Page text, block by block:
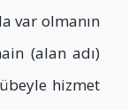
var olmanın
(alan adı)
hizmet